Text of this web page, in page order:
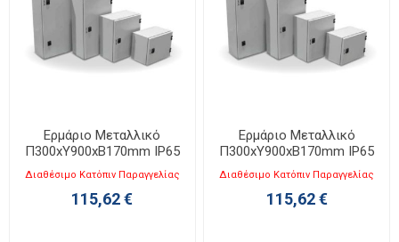
Ερμάριο Μεταλλικό
Π300xΥ900xΒ170mm IP65
KB 3090-2
Διαθέσιμο Κατόπιν Παραγγελίας
115,62 €
Ερμάριο Μεταλλικό
Π300xΥ900xΒ170mm IP65
KB 3090-4
Διαθέσιμο Κατόπιν Παραγγελίας
115,62 €